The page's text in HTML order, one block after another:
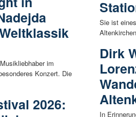
im
Konzert. Die
2026:
Sie ist
Dirk
In